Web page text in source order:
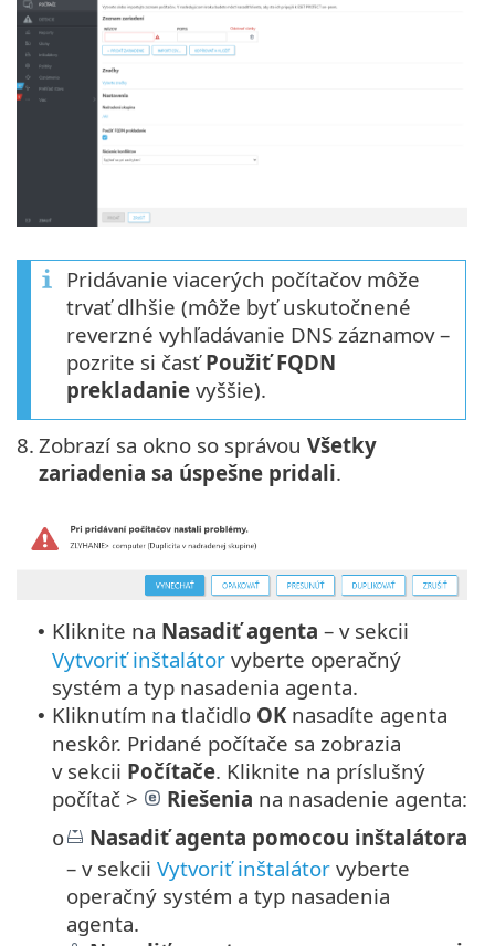
Pridávanie viacerých počítačov môže
trvať dlhšie (môže byť uskutočnené
reverzné vyhľadávanie DNS záznamov –
pozrite si časťPoužiť FQDN
prekladanie vyššie).
8. Zobrazí sa okno so správou Všetky
zariadenia sa úspešne pridali.
• Kliknite na Nasadiť agenta – v sekcii
Vytvoriť inštalátor vyberte operačný
systém a typ nasadenia agenta.
• Kliknutím na tlačidlo OK nasadíte agenta
neskôr. Pridané počítače sa zobrazia
v sekcii Počítače. Kliknite na príslušný
počítač >
Riešenia na nasadenie agenta:
o
Nasadiť agenta pomocou inštalátora
– v sekcii Vytvoriť inštalátor vyberte
operačný systém a typ nasadenia
agenta.